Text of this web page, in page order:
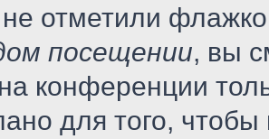
отметили
посещении, вы
конференции
для того, чтобы